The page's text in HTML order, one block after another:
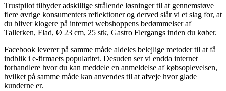
Trustpilot tilbyder adskillige strålende løsninger til at gennemstøve
flere øvrige konsumenters reflektioner og derved slår vi et slag for, at
du bliver klogere på internet webshoppens bedømmelser af
Tallerken, Flad, Ø 23 cm, 25 stk, Gastro Flergangs inden du køber.
Facebook leverer på samme måde aldeles belejlige metoder til at få
indblik i e-firmaets popularitet. Desuden ser vi endda internet
forhandlere hvor du kan meddele en anmeldelse af købsoplevelsen,
hvilket på samme måde kan anvendes til at afveje hvor glade
kunderne er.